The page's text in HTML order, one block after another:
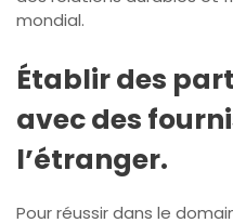
mondial.
Établir des
avec des
l’étranger.
Pour réussir dans le